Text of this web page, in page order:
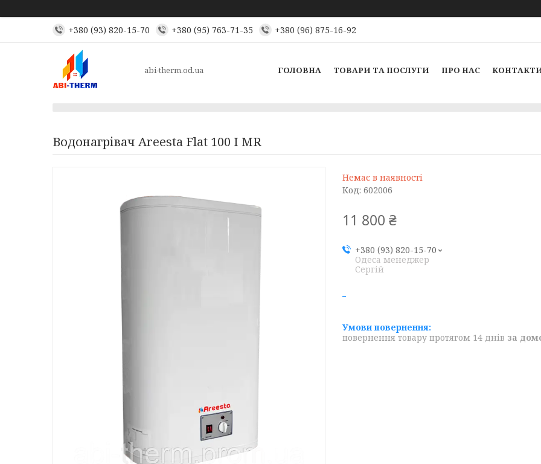
+380 (93) 820-15-70 +380 (95) 763-71-35 +380 (96) 875-16-92
abi-therm.od.ua ГОЛОВНА ТОВАРИ ТА ПОСЛУГИ ПРО НАС
Водонагрівач Areesta Flat 100 I MR
Немає в наявності
Код: 602006
11 800 ₴
+380 (93) 820-15-70
Одеса менеджер
Сергій
повернення товару протягом 14 днів за